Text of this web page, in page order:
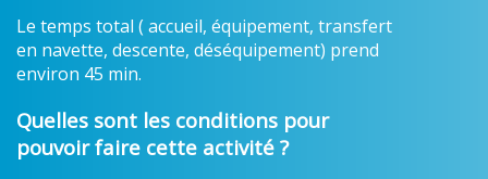
Le temps total ( accueil, équipement, transfert
en navette, descente, déséquipement) prend
environ 45 min.
Quelles sont les conditions pour
pouvoir faire cette activité ?